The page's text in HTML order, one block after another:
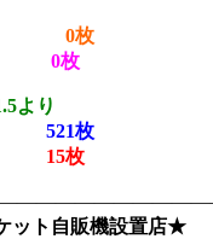
売 0枚
売 0枚
より
521枚
売 15枚
ット自販機設置店★